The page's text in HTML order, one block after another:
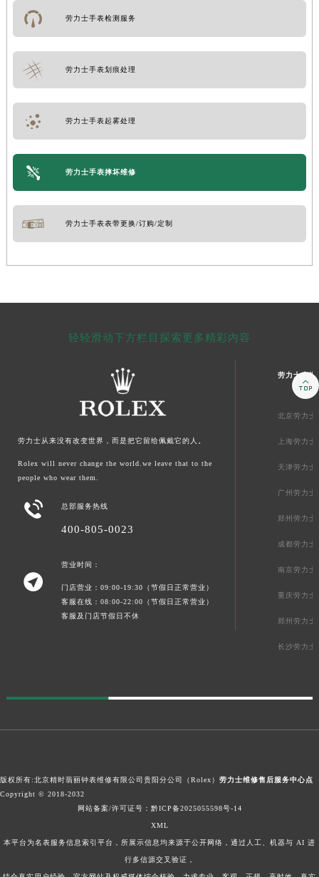
劳力士手表检测服务
劳力士手表划痕处理
劳力士手表起雾处理
劳力士手表摔坏维修
劳力士手表表带更换/订购/定制
轻轻滑动下方栏目探索更多精彩内容
劳力士从来没有改变世界，而是把它留给佩戴它的人。
Rolex will never change the world.we leave that to the
people who wear them.
 总部服务热线
400-805-0023

营业时间：
门店营业：09:00-19:30（节假日正常营业）
客服在线：08:00-22:00（节假日正常营业）
客服及门店节假日不休
劳力士上海
北京劳力士
上海劳力
天津劳力
广州劳力
郑州劳力士
成都劳力
南京劳力士
重庆劳力士
郑州劳力士
长沙劳力士
版权所有:北京精时翡丽钟表维修有限公司贵阳分公司（Rolex） 劳力士维修售后服务中心点
Copyright © 2018-2032
网站备案/许可证号：黔ICP备2025055598号-14
XML
本平台为名表服务信息索引平台，所展示信息均来源于公开网络，通过人工、机器与 AI 进
行多信源交叉验证，
